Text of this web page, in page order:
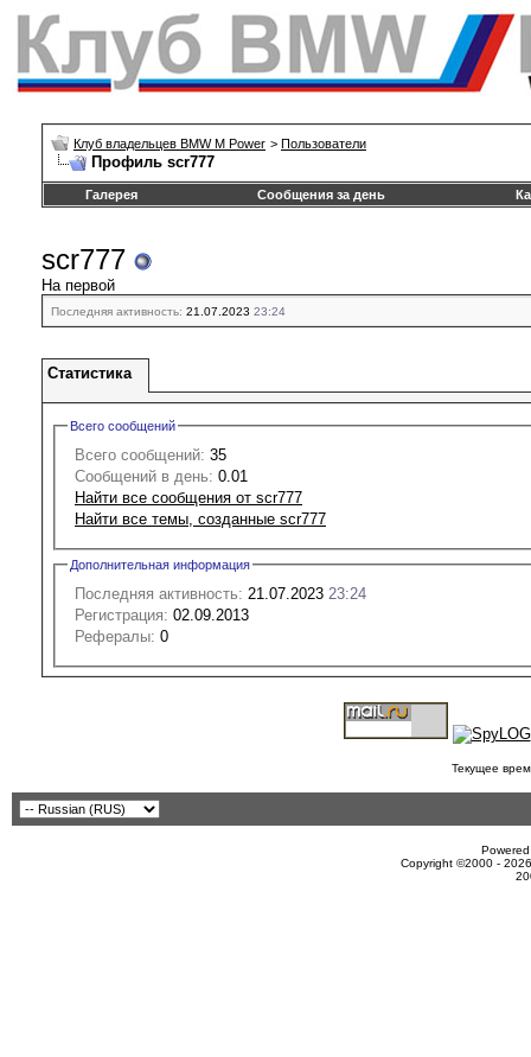
Клуб владельцев BMW M Power > Пользователи
Профиль scr777
Галерея Сообщения за день
scr777
На первой
Последняя активность: 21.07.2023 23:24
Статистика
Всего сообщений
Всего сообщений: 35
Сообщений в день: 0.01
Найти все сообщения от scr777
Найти все темы, созданные scr777
Дополнительная информация
Последняя активность: 21.07.2023 23:24
Регистрация: 02.09.2013
Рефералы: 0
Текущее
Copyright ©2000 -